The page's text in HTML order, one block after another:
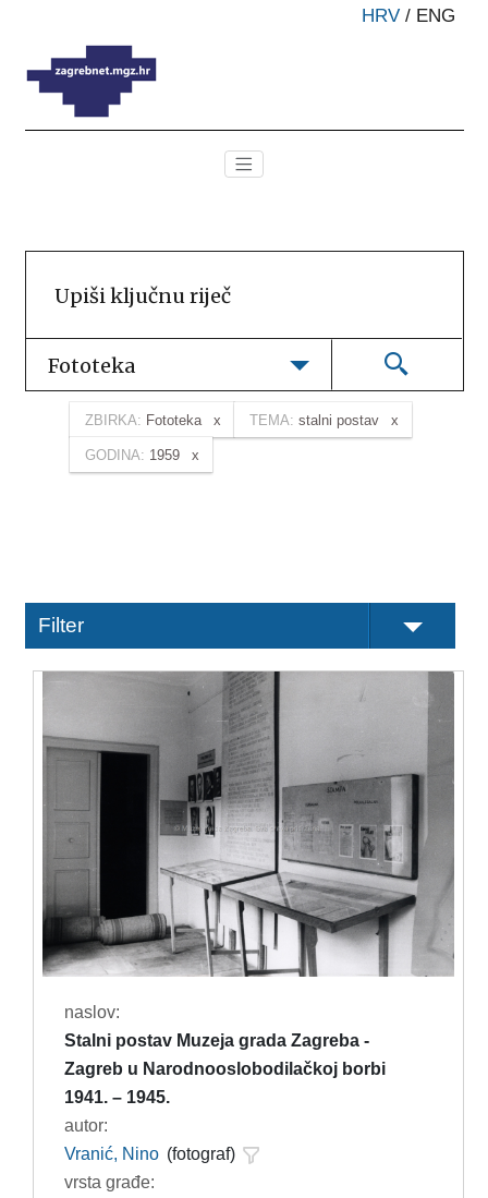
HRV / ENG
Fototeka
ZBIRKA: Fototeka TEMA: stalni postav
GODINA: 1959
Filter
naslov:
Stalni postav Muzeja grada Zagreba -
Zagreb u Narodnooslobodilačkoj borbi
1941. – 1945.
autor:
Vranić, Nino (fotograf)
vrsta građe: